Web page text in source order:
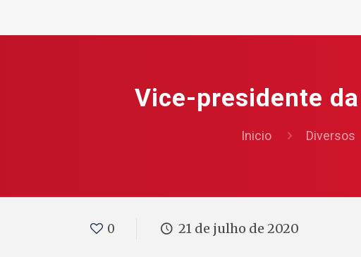
Vice-presidente
Inicio Diversos
0 21 de julho de 2020